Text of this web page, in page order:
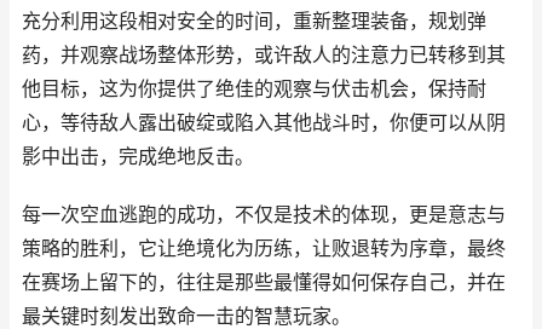
充分利用这段相对安全的时间，重新整理装备，规划弹
药，并观察战场整体形势，或许敌人的注意力已转移到其
他目标，这为你提供了绝佳的观察与伏击机会，保持耐
心，等待敌人露出破绽或陷入其他战斗时，你便可以从阴
影中出击，完成绝地反击。
每一次空血逃跑的成功，不仅是技术的体现，更是意志与
策略的胜利，它让绝境化为历练，让败退转为序章，最终
在赛场上留下的，往往是那些最懂得如何保存自己，并在
最关键时刻发出致命一击的智慧玩家。